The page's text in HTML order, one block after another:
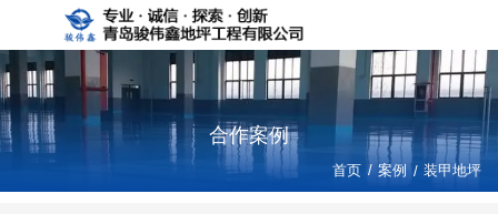
合作案例
首页 / 案例 / 装甲地坪